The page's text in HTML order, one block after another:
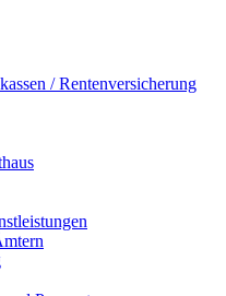
/ Rentenversicherung